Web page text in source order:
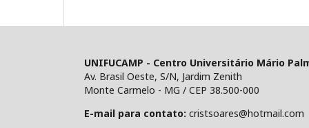
UNIFUCAMP - Centro Universitário Mário
Av. Brasil Oeste, S/N, Jardim Zenith
Monte Carmelo - MG / CEP 38.500-000
E-mail para contato: cristsoares@hotmail.com